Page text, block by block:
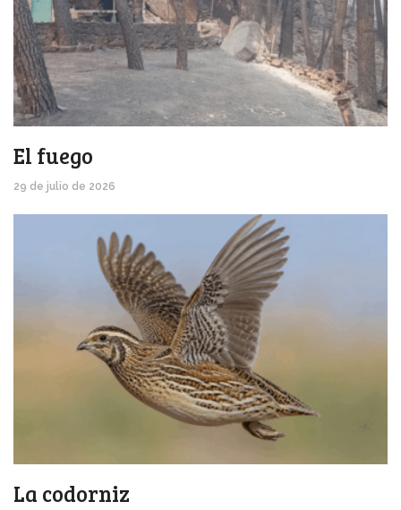
El fuego
29 de julio de 2026
La codorniz